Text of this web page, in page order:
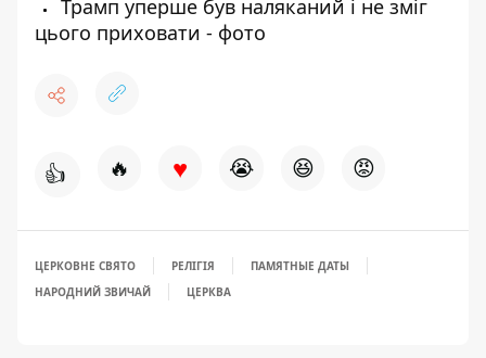
Трамп уперше був наляканий і не зміг
цього приховати - фото
👍 🔥 ♥ 😭 😆 😡
ЦЕРКОВНЕ СВЯТО РЕЛІГІЯ
ПАМЯТНЫЕ ДАТЫ
НАРОДНИЙ ЗВИЧАЙ
ЦЕРКВА